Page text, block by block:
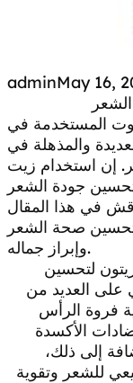
adminMay 16,
المستخدمة في
والمذهلة في
إن استخدام زيت
جودة الشعر
في هذا المقال
تحسين صحة الشعر
وإبراز جماله.
لتحسين
على العديد من
فروة الرأس
الأكسدة
إلى ذلك،
للشعر وتقوية